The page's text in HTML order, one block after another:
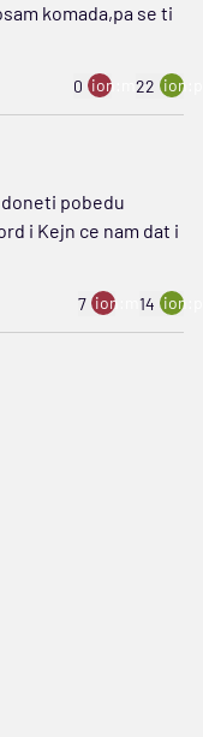
komada,pa se ti
0 ion:minus
22
pobedu
i Kejn ce nam dat i
7 ion:minus
14